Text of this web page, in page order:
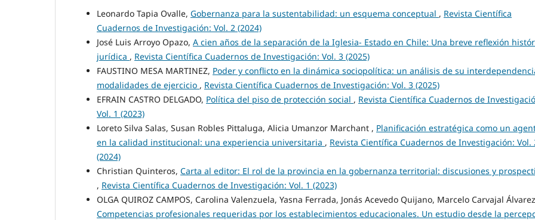
Leonardo Tapia Ovalle, Gobernanza para la sustentabilidad: un esquema conceptual , Revista Científica
Cuadernos de Investigación: Vol. 2 (2024)
José Luis Arroyo Opazo, A cien años de la separación de la Iglesia- Estado en Chile: Una breve reflexión
jurídica , Revista Científica Cuadernos de Investigación: Vol. 3 (2025)
FAUSTINO MESA MARTINEZ, Poder y conflicto en la dinámica sociopolítica: un análisis de su
modalidades de ejercicio , Revista Científica Cuadernos de Investigación: Vol. 3 (2025)
EFRAIN CASTRO DELGADO, Política del piso de protección social , Revista Científica Cuadernos de
Vol. 1 (2023)
Loreto Silva Salas, Susan Robles Pittaluga, Alicia Umanzor Marchant , Planificación estratégica como un
en la calidad institucional: una experiencia universitaria , Revista Científica Cuadernos de Investigación: Vol.
(2024)
Christian Quinteros, Carta al editor: El rol de la provincia en la gobernanza territorial: discusiones y
, Revista Científica Cuadernos de Investigación: Vol. 1 (2023)
OLGA QUIROZ CAMPOS, Carolina Valenzuela, Yasna Ferrada, Jonás Acevedo Quijano, Marcelo Carvajal
Competencias profesionales requeridas por los establecimientos educacionales. Un estudio desde la